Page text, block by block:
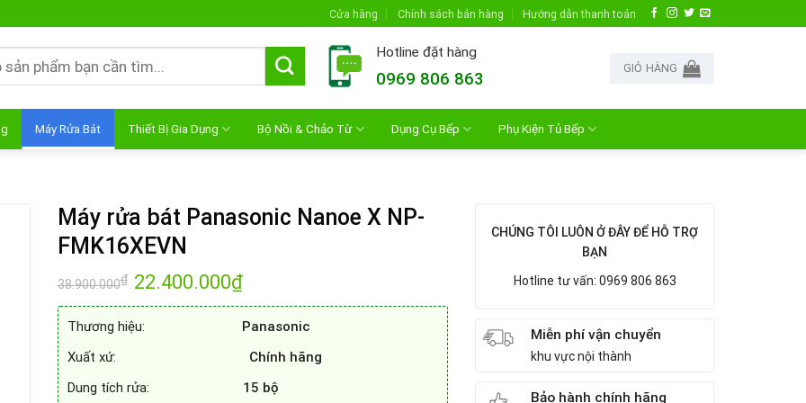
Cửa hàng Chính sách bán hàng Hướng dẫn thanh toán
Hotline đặt hàng
0969 806 863
GIỎ HÀNG
Máy Rửa Bát Thiết Bị Gia Dụng Bộ Nồi & Chảo Từ Dụng Cụ Bếp Phụ Kiện Tủ Bếp
Máy rửa bát Panasonic Nanoe X NP-
FMK16XEVN
38.900.000₫ Giá
gốc
là:
22.400.000₫Giá
hiện
tại
22.400.000₫.
Thương hiệu: Panasonic
Xuất xứ: Chính hãng
Dung tích rửa: 15 bộ
CHÚNG TÔI LUÔN Ở ĐÂY ĐỂ HỖ TRỢ
BẠN
Hotline tư vấn: 0969 806 863
Miễn phí vận chuyển
khu vực nội thành
Bảo hành chính hãng